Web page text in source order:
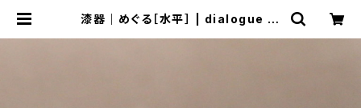
漆器｜めぐる［水平］ | dialogue m